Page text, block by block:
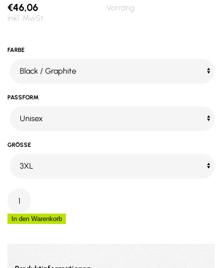
€46,06
Vorrätig
inkl. MwSt.
FARBE
PASSFORM
GRÖSSE
Fleecejack
Trento
Menge
In den Warenkorb